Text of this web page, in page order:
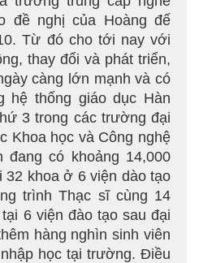
đề nghị của Hoàng đế
Từ đó cho tới nay với
thay đổi và phát triển,
càng lớn mạnh và có
hệ thống giáo dục Hàn
3 trong các trường đại
Khoa học và Công nghệ
đang có khoảng 14,000
32 khoa ở 6 viện dào tạo
trình Thạc sĩ cùng 14
6 viện đào tạo sau đại
hàng nghìn sinh viên
học tại trường. Điều